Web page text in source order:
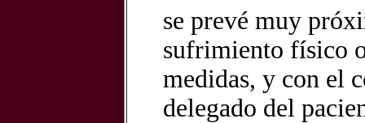
se prevé muy
sufrimiento físico
medidas, y con el
delegado del